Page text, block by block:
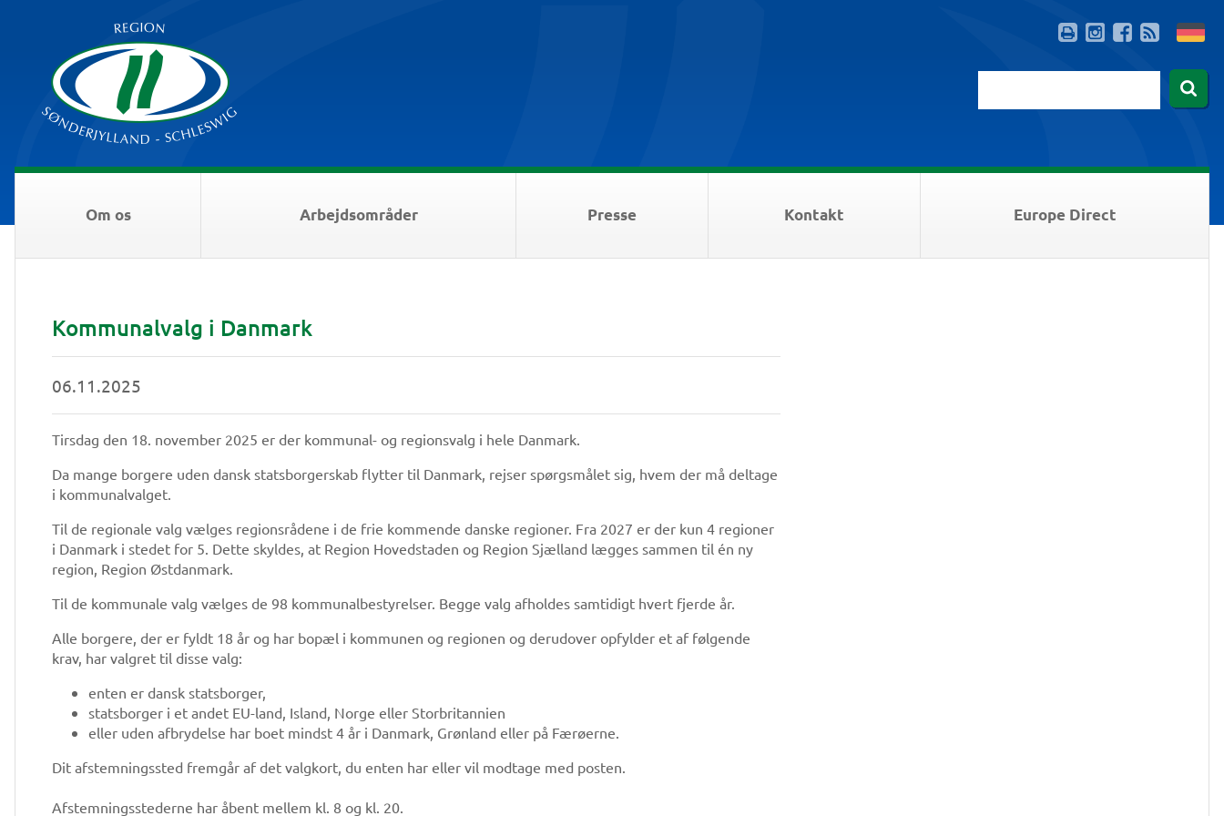
Om os Arbejdsområder Presse Kontakt Europe Direct
Kommunalvalg i Danmark
06.11.2025
Tirsdag den 18. november 2025 er der kommunal- og regionsvalg i hele Danmark.
Da mange borgere uden dansk statsborgerskab flytter til Danmark, rejser spørgsmålet sig, hvem der må deltage
i kommunalvalget.
Til de regionale valg vælges regionsrådene i de frie kommende danske regioner. Fra 2027 er der kun 4 regioner
i Danmark i stedet for 5. Dette skyldes, at Region Hovedstaden og Region Sjælland lægges sammen til én ny
region, Region Østdanmark.
Til de kommunale valg vælges de 98 kommunalbestyrelser. Begge valg afholdes samtidigt hvert fjerde år.
Alle borgere, der er fyldt 18 år og har bopæl i kommunen og regionen og derudover opfylder et af følgende
krav, har valgret til disse valg:
enten er dansk statsborger,
statsborger i et andet EU-land, Island, Norge eller Storbritannien
eller uden afbrydelse har boet mindst 4 år i Danmark, Grønland eller på Færøerne.
Dit afstemningssted fremgår af det valgkort, du enten har eller vil modtage med posten.
Afstemningsstederne har åbent mellem kl. 8 og kl. 20.